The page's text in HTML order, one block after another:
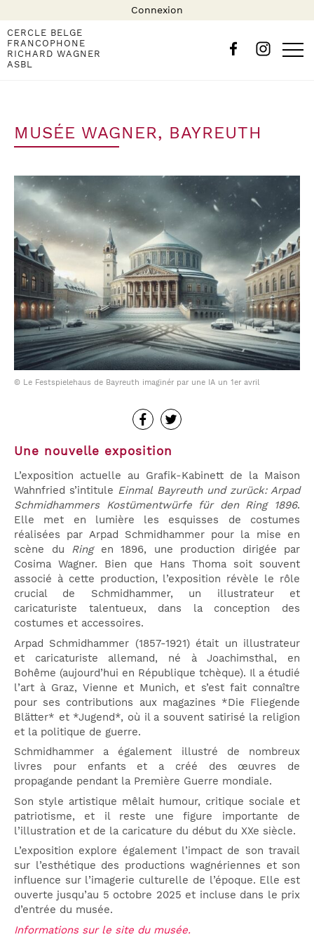
Connexion
CERCLE BELGE
FRANCOPHONE
RICHARD WAGNER
ASBL
MUSÉE WAGNER, BAYREUTH
© Le Festspielehaus de Bayreuth imaginér par une IA un 1er avril
Une nouvelle exposition
L’exposition actuelle au Grafik-Kabinett de la Maison
Wahnfried s’intitule Einmal Bayreuth und zurück: Arpad
Schmidhammers Kostümentwürfe für den Ring 1896.
Elle met en lumière les esquisses de costumes
réalisées par Arpad Schmidhammer pour la mise en
scène du Ringen 1896, une production dirigée par
Cosima Wagner. Bien que Hans Thoma soit souvent
associé à cette production, l’exposition révèle le rôle
crucial de Schmidhammer, un illustrateur et
caricaturiste talentueux, dans la conception des
costumes et accessoires.
Arpad Schmidhammer (1857-1921) était un illustrateur
et caricaturiste allemand, né à Joachimsthal, en
Bohême (aujourd’hui en République tchèque). Il a étudié
l’art à Graz, Vienne et Munich, et s’est fait connaître
pour ses contributions aux magazines *Die Fliegende
Blätter* et *Jugend*, où il a souvent satirisé la religion
et la politique de guerre.
Schmidhammer a également illustré de nombreux
livres pour enfants et a créé des œuvres de
propagande pendant la Première Guerre mondiale.
Son style artistique mêlait humour, critique sociale et
patriotisme, et il reste une figure importante de
l’illustration et de la caricature du début du XXe siècle.
L’exposition explore également l’impact de son travail
sur l’esthétique des productions wagnériennes et son
influence sur l’imagerie culturelle de l’époque. Elle est
ouverte jusqu’au 5 octobre 2025 et incluse dans le prix
d’entrée du musée.
Informations sur le site du musée.